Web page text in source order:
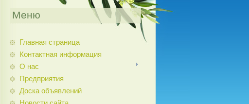
Меню
Главная страница
Контактная информация
О нас
Предприятия
Доска объявлений